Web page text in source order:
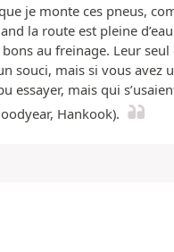
je monte ces pneus,
la route est pleine
au freinage. Leur
souci, mais si vous
essayer, mais qui
Hankook).